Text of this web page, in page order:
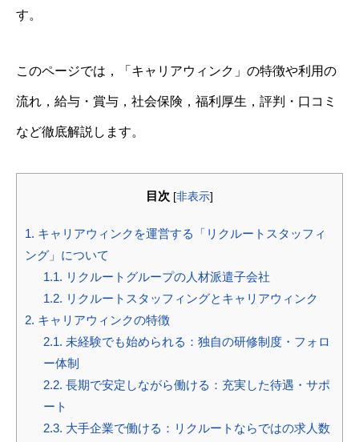
す。
このページでは，「キャリアウィンク」の特徴や利用の
流れ，給与・賞与，社会保険，福利厚生，評判・口コミ
など徹底解説します。
目次 [非表示]
1. キャリアウィンクを運営する「リクルートスタッフィ
ング」について
1.1. リクルートグループの人材派遣子会社
1.2. リクルートスタッフィングとキャリアウィンク
2. キャリアウィンクの特徴
2.1. 未経験でも始められる：独自の研修制度・フォロ
ー体制
2.2. 長期で安定しながら働ける：充実した待遇・サポ
ート
2.3. 大手企業で働ける：リクルートならではの求人数